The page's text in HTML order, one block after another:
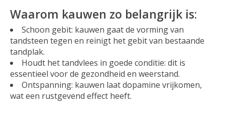
Waarom kauwen zo belangrijk is:
Schoon gebit: kauwen gaat de vorming van
tandsteen tegen en reinigt het gebit van bestaande
tandplak.
Houdt het tandvlees in goede conditie: dit is
essentieel voor de gezondheid en weerstand.
Ontspanning: kauwen laat dopamine vrijkomen,
wat een rustgevend effect heeft.